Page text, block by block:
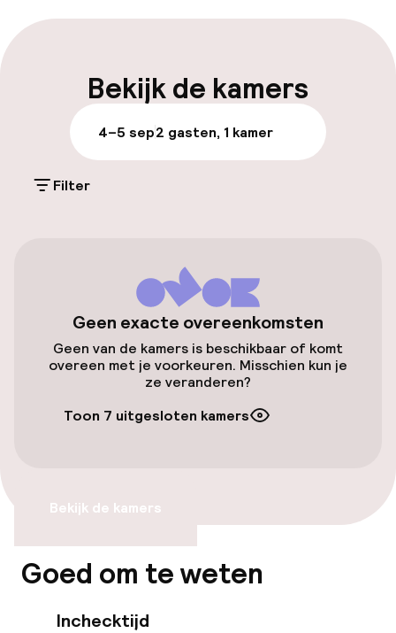
Bagageruimte
Parkeren & mobiliteit
Parkeergelegenheid op eigen terrein
(buiten)
Mogelijk extra kosten
Luchthavenshuttle
Toegankelijkheid
Entertainment
Betaalde wifi
Bekijk de kamers
4–5 sep2 gasten, 1 kamer
Filter
Geen exacte overeenkomsten
Geen van de kamers is beschikbaar of komt
overeen met je voorkeuren. Misschien kun je
ze veranderen?
Toon 7 uitgesloten kamers
Bekijk de kamers
Goed om te weten
Inchecktijd